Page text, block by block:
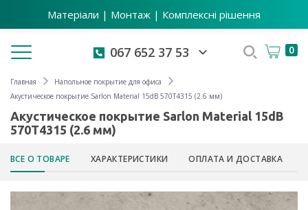
Матеріали | Монтаж | Комплексні рішення
Toggle navigation 067 652 37 53 0
Главная
Напольное покрытие для офиса
Акустическое покрытие Sarlon Material 15dB 570T4315 (2.6 мм)
Акустическое покрытие Sarlon Material 15dB
570T4315 (2.6 мм)
ВСЕ О ТОВАРЕ ХАРАКТЕРИСТИКИ ОПЛАТА И ДОСТАВКА